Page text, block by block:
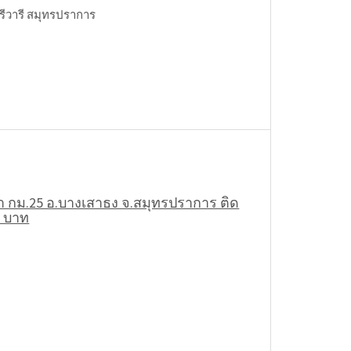
วารี สมุทรปราการ
ม.25 อ.บางเสาธง จ.สมุทรปราการ ติด
บาท